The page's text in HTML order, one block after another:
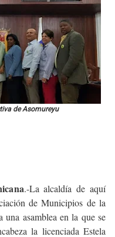
de Asomureyu
.-La alcaldía de aquí
de Municipios de la
asamblea en la que se
la licenciada Estela